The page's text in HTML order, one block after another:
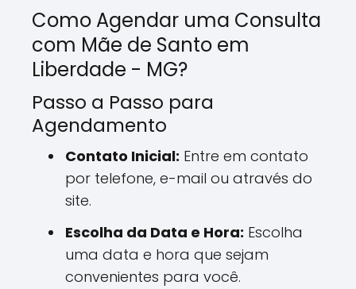
Como Agendar uma Consulta
com Mãe de Santo em
Liberdade - MG?
Passo a Passo para
Agendamento
Contato Inicial: Entre em contato
por telefone, e-mail ou através do
site.
Escolha da Data e Hora: Escolha
uma data e hora que sejam
convenientes para você.